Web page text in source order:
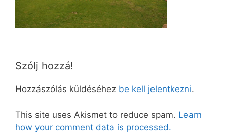
Szólj hozzá!
Hozzászólás küldéséhez be kell jelentkezni.
This site uses Akismet to reduce spam. Learn
how your comment data is processed.